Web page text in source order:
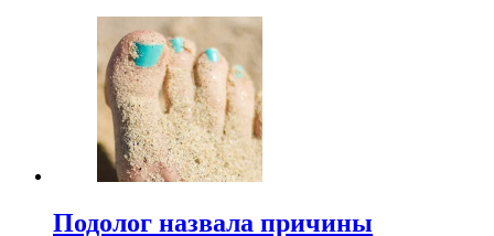
Подолог назвала причины